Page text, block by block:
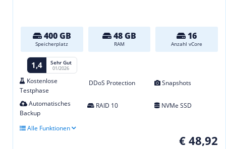
400 GB
Speicherplatz
48 GB
RAM
16
Anzahl vCore
1,4 Sehr Gut
01/2026
Kostenlose
Testphase
DDoS Protection Snapshots
Automatisches
Backup
RAID 10 NVMe SSD
Alle Funktionen
€ 48,92